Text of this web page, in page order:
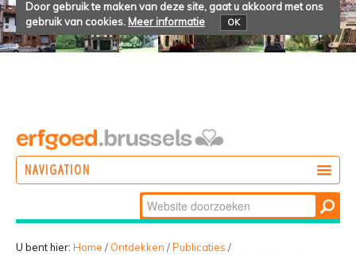
Door gebruik te maken van deze site, gaat u akkoord met ons
gebruik van cookies. Meer informatie OK
NAVIGATION
Zoek
Geavanceerd
zoeken...
U bent hier: Home / Ontdekken /Publicaties /